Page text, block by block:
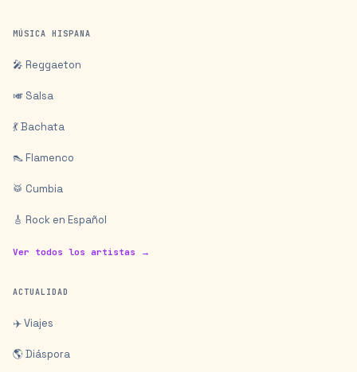
MÚSICA HISPANA
🎤 Reggaeton
🎺 Salsa
💃 Bachata
👠 Flamenco
🥁 Cumbia
🎸 Rock en Español
Ver todos los artistas →
ACTUALIDAD
✈️ Viajes
🌎 Diáspora